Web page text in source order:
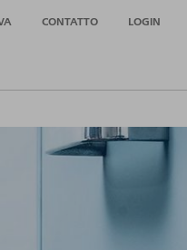
CONTATTO LOGIN